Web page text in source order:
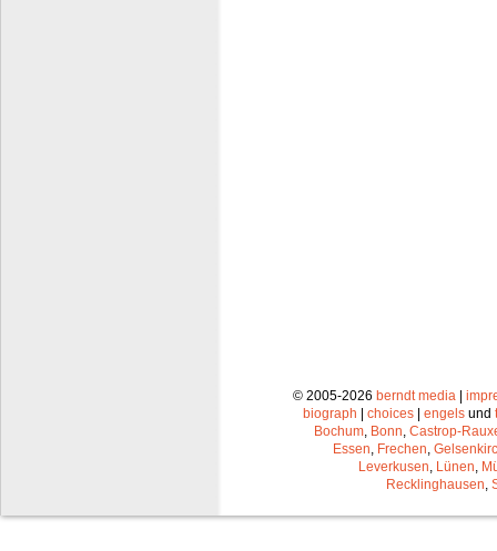
© 2005-2026 berndt media |
biograph | choices | engels und
Bochum Bonn Castrop-
Essen Frechen
Leverkusen Lünen
Recklinghausen